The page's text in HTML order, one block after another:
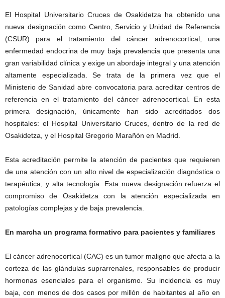
El Hospital Universitario Cruces de Osakidetza ha obtenido una
nueva designación como Centro, Servicio y Unidad de Referencia
(CSUR) para el tratamiento del cáncer adrenocortical, una
enfermedad endocrina de muy baja prevalencia que presenta una
gran variabilidad clínica y exige un abordaje integral y una atención
altamente especializada. Se trata de la primera vez que el
Ministerio de Sanidad abre convocatoria para acreditar centros de
referencia en el tratamiento del cáncer adrenocortical. En esta
primera designación, únicamente han sido acreditados dos
hospitales: el Hospital Universitario Cruces, dentro de la red de
Osakidetza, y el Hospital Gregorio Marañón en Madrid.
Esta acreditación permite la atención de pacientes que requieren
de una atención con un alto nivel de especialización diagnóstica o
terapéutica, y alta tecnología. Esta nueva designación refuerza el
compromiso de Osakidetza con la atención especializada en
patologías complejas y de baja prevalencia.
En marcha un programa formativo para pacientes y familiares
El cáncer adrenocortical (CAC) es un tumor maligno que afecta a la
corteza de las glándulas suprarrenales, responsables de producir
hormonas esenciales para el organismo. Su incidencia es muy
baja, con menos de dos casos por millón de habitantes al año en